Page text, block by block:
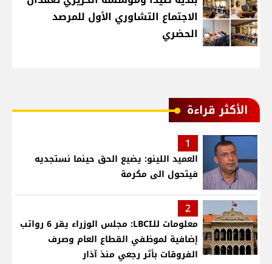
الاجتماع التشاوري الأول للمرصد
الحضري
الأكثر قراءة
1
العميد اللينو: يضيع الحق حينما نستجديه
فيتحول الى مكرمة
2
معلومات للـLBCI: مجلس الوزراء يقر 6 رواتب
إضافية لموظفي القطاع العام وصرف
الفروقات بأثر رجعي منذ آذار